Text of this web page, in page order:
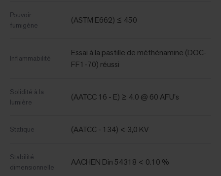
Pouvoir
fumigène
(ASTM E662) ≤ 450
Inflammabilité
Essai à la pastille de méthénamine (DOC-
FF1-70) réussi
Solidité à la
lumière
(AATCC 16 - E) ≥ 4.0 @ 60 AFU's
Statique (AATCC - 134) < 3,0 KV
Stabilité
dimensionnelle
AACHEN Din 54318 < 0.10 %